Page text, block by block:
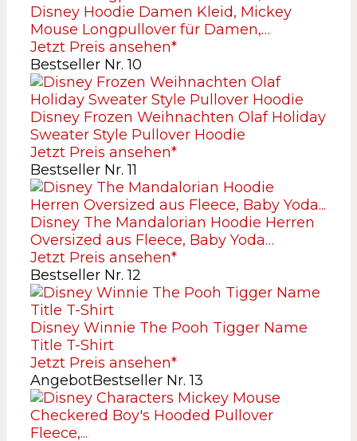
Disney Hoodie Damen Kleid, Mickey
Mouse Longpullover für Damen,…
Jetzt Preis ansehen*
Bestseller Nr. 10
Disney Frozen Weihnachten Olaf Holiday
Sweater Style Pullover Hoodie
Jetzt Preis ansehen*
Bestseller Nr. 11
Disney The Mandalorian Hoodie Herren
Oversized aus Fleece, Baby Yoda…
Jetzt Preis ansehen*
Bestseller Nr. 12
Disney Winnie The Pooh Tigger Name
Title T-Shirt
Jetzt Preis ansehen*
AngebotBestseller Nr. 13